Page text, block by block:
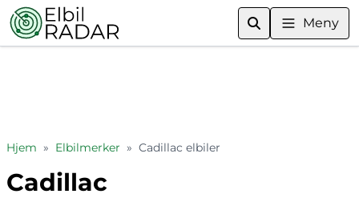
Meny
Hjem » Elbilmerker » Cadillac elbiler
Cadillac